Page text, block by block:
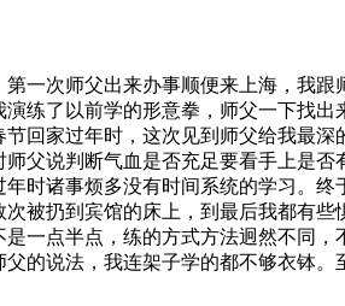
次师父出来办事顺便来上海，我跟
练了以前学的形意拳，师父一下找
回家过年时，这次见到师父给我最
父说判断气血是否充足要看手上是
时诸事烦多没有时间系统的学习。
被扔到宾馆的床上，到最后我都有
一点半点，练的方式方法迥然不同
的说法，我连架子学的都不够衣钵